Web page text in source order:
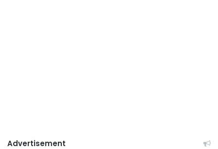
Advertisement